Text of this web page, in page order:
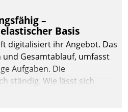
–
Basis
digitalisiert ihr Angebot. Das
Gesamtablauf, umfasst
Aufgaben. Die
ständig. Wie lässt sich
und zugleich Freiraum